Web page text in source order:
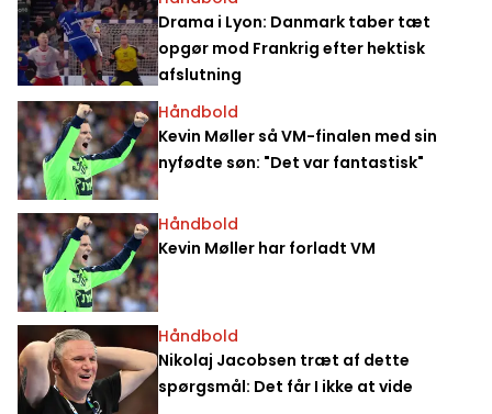
Drama i Lyon: Danmark taber tæt
opgør mod Frankrig efter hektisk
afslutning
Håndbold
Kevin Møller så VM-finalen med sin
nyfødte søn: "Det var fantastisk"
Håndbold
Kevin Møller har forladt VM
Håndbold
Nikolaj Jacobsen træt af dette
spørgsmål: Det får I ikke at vide